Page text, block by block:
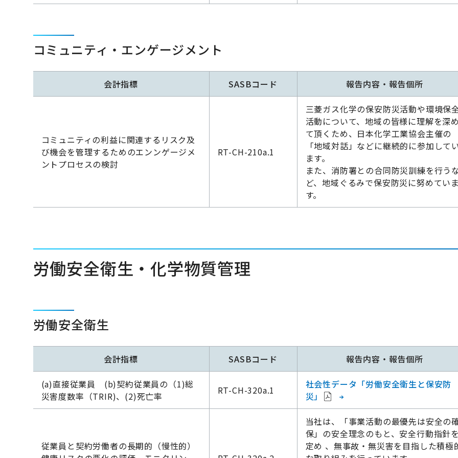
コミュニティ・エンゲージメント
会計指標 SASBコード 報告内容・報告個所
コミュニティの利益に関連するリスク及
び機会を管理するためのエンンゲージメ
ントプロセスの検討
RT-CH-210a.1
三菱ガス化学の保安防災活動や環境保
活動について、地域の皆様に理解を深め
て頂くため、日本化学工業協会主催の
「地域対話」などに継続的に参加して
ます。
また、消防署との合同防災訓練を行う
ど、地域ぐるみで保安防災に努めていま
す。
労働安全衛生・化学物質管理
労働安全衛生
会計指標 SASBコード 報告内容・報告個所
(a)直接従業員 (b)契約従業員の（1)総
災害度数率（TRIR)、(2)死亡率
RT-CH-320a.1
社会性データ「労働安全衛生と保安防
災」
従業員と契約労働者の長期的（慢性的）
当社は、「事業活動の最優先は安全の
保」の安全理念のもと、安全行動指針を
定め 、無事故・無災害を目指した積極